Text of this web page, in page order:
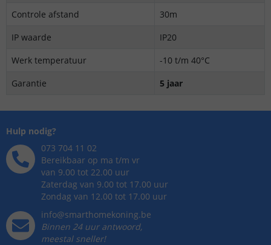
Controle afstand
30m
IP waarde
IP20
Werk temperatuur
-10 t/m 40°C
Garantie
5 jaar
Hulp nodig?
073 704 11 02
Bereikbaar op ma t/m vr
van 9.00 tot 22.00 uur
Zaterdag van 9.00 tot 17.00 uur
Zondag van 12.00 tot 17.00 uur
info@smarthomekoning.be
Binnen 24 uur antwoord,
meestal sneller!